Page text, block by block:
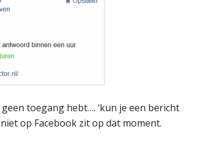
toegang hebt…. ‘kun je een bericht
op Facebook zit op dat moment.